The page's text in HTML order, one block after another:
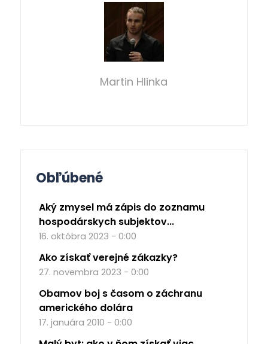
Martin Hlinka
Obľúbené
Aký zmysel má zápis do zoznamu
hospodárskych subjektov...
16. októbra 2023 - 0:00
Ako získať verejné zákazky?
27. novembra 2023 - 0:00
Obamov boj s časom o záchranu
amerického dolára
17. januára 2010 - 0:00